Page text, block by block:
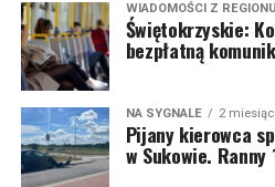
WIADOMOŚCI Z REGIONU
Świętokrzyskie:
bezpłatną
NA SYGNALE 2
Pijany kierowca
w Sukowie.